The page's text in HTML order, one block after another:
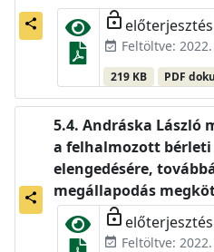
share lock_open előterjesztés
event_available Feltöltve:
219 KB PDF
share
Andráska László
a felhalmozott
elengedésére,
megállapodás
lock_open előterjesztés
event_available Feltöltve: